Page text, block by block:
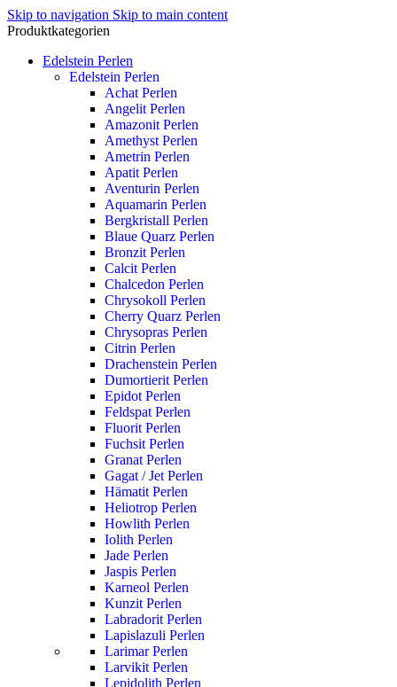
Skip to navigation Skip to main content
Produktkategorien
Edelstein Perlen
Edelstein Perlen
Achat Perlen
Angelit Perlen
Amazonit Perlen
Amethyst Perlen
Ametrin Perlen
Apatit Perlen
Aventurin Perlen
Aquamarin Perlen
Bergkristall Perlen
Blaue Quarz Perlen
Bronzit Perlen
Calcit Perlen
Chalcedon Perlen
Chrysokoll Perlen
Cherry Quarz Perlen
Chrysopras Perlen
Citrin Perlen
Drachenstein Perlen
Dumortierit Perlen
Epidot Perlen
Feldspat Perlen
Fluorit Perlen
Fuchsit Perlen
Granat Perlen
Gagat / Jet Perlen
Hämatit Perlen
Heliotrop Perlen
Howlith Perlen
Iolith Perlen
Jade Perlen
Jaspis Perlen
Karneol Perlen
Kunzit Perlen
Labradorit Perlen
Lapislazuli Perlen
Larimar Perlen
Larvikit Perlen
Lepidolith Perlen